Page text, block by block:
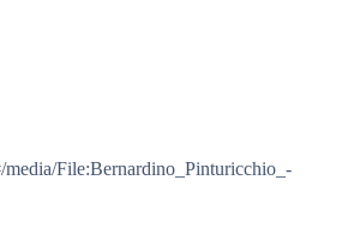
File:Bernardino_Pinturicchio_-